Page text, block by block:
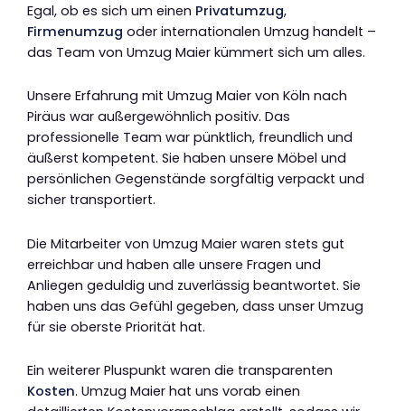
Egal, ob es sich um einen Privatumzug,
Firmenumzug oder internationalen Umzug handelt –
das Team von Umzug Maier kümmert sich um alles.
Unsere Erfahrung mit Umzug Maier von Köln nach
Piräus war außergewöhnlich positiv. Das
professionelle Team war pünktlich, freundlich und
äußerst kompetent. Sie haben unsere Möbel und
persönlichen Gegenstände sorgfältig verpackt und
sicher transportiert.
Die Mitarbeiter von Umzug Maier waren stets gut
erreichbar und haben alle unsere Fragen und
Anliegen geduldig und zuverlässig beantwortet. Sie
haben uns das Gefühl gegeben, dass unser Umzug
für sie oberste Priorität hat.
Ein weiterer Pluspunkt waren die transparenten
Kosten. Umzug Maier hat uns vorab einen